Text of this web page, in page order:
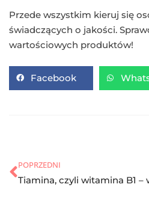
Przede wszystkim kieruj się
świadczących o jakości.
wartościowych produktów!
Facebook
POPRZEDNI